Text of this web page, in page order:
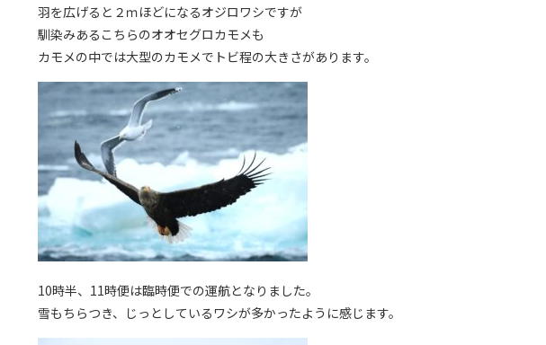
羽を広げると２ｍほどになるオジロワシですが
馴染みあるこちらのオオセグロカモメも
カモメの中では大型のカモメでトビ程の大きさがあります。
10時半、11時便は臨時便での運航となりました。
雪もちらつき、じっとしているワシが多かったように感じます。